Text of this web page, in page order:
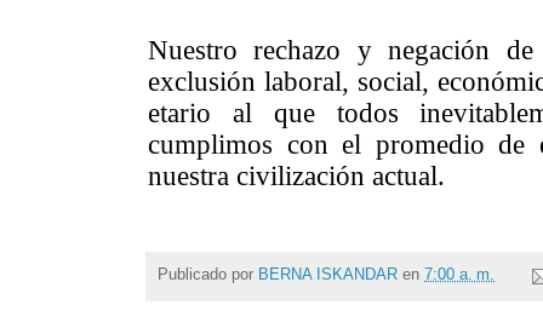
Nuestro rechazo y negación
exclusión laboral, social,
etario al que todos
cumplimos con el promedio de
nuestra civilización actual.
Publicado por BERNA ISKANDAR en 7:00 a. m.